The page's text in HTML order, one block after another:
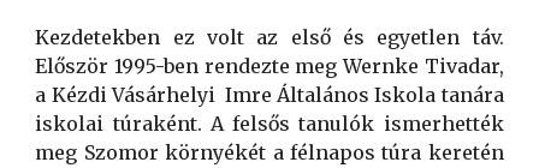
Kezdetekben ez volt az első és egyetlen táv.
Először 1995-ben rendezte meg Wernke Tivadar,
a Kézdi Vásárhelyi Imre Általános Iskola tanára
iskolai túraként. A felsős tanulók ismerhették
meg Szomor környékét a félnapos túra keretén